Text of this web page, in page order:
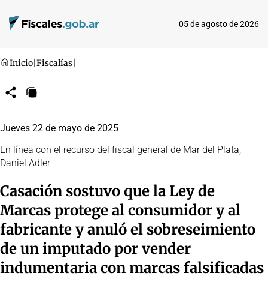
05 de agosto de 2026
Inicio Fiscalías
CompartirCopiar
Jueves 22 de mayo de 2025
En línea con el recurso del fiscal general de Mar del Plata,
Daniel Adler
Casación sostuvo que la Ley de
Marcas protege al consumidor y al
fabricante y anuló el sobreseimiento
de un imputado por vender
indumentaria con marcas falsificadas